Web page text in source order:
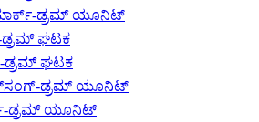
ಡ್ರಮ್ ಯೂನಿಟ್
ಡ್ರಮ್ ಘಟಕ
ಡ್ರಮ್ ಘಟಕ
ಡ್ರಮ್ ಯೂನಿಟ್
ಡ್ರಮ್ ಯೂನಿಟ್